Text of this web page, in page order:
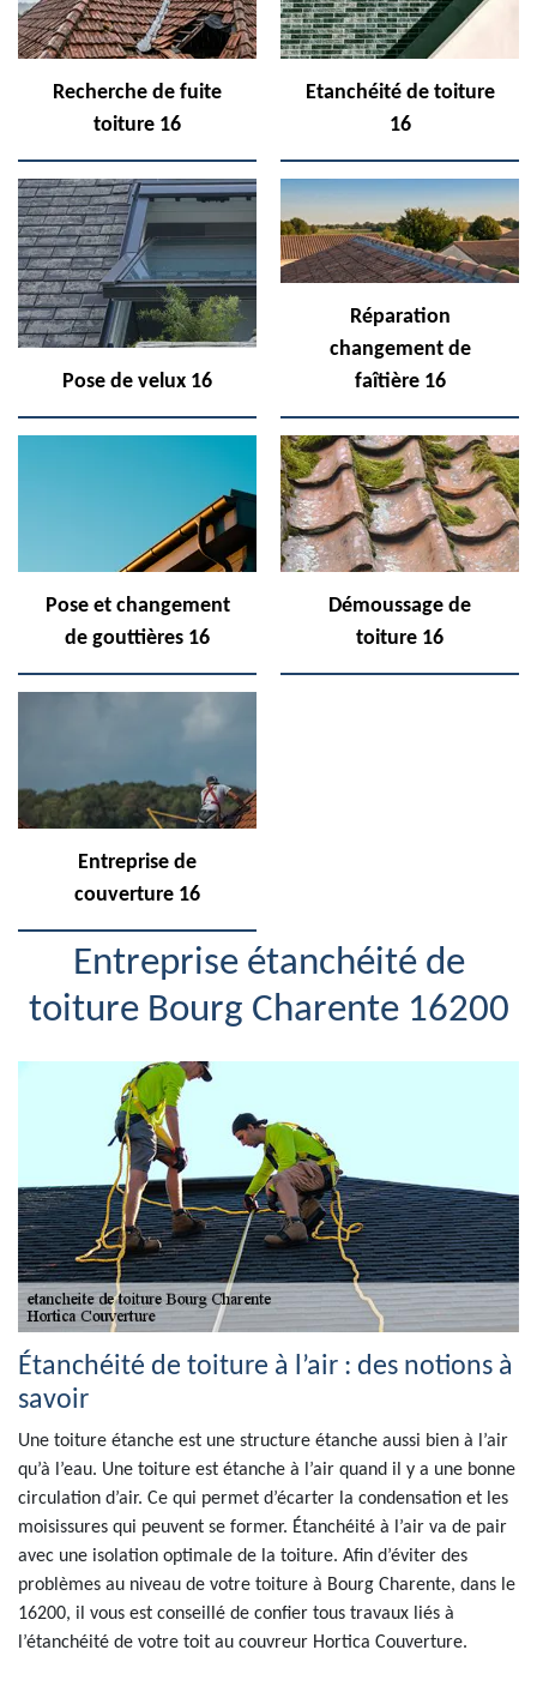
Recherche de fuite
toiture 16
Etanchéité de toiture
16
Pose de velux 16
Réparation
changement de
faîtière 16
Pose et changement
de gouttières 16
Démoussage de
toiture 16
Entreprise de
couverture 16
Entreprise étanchéité de
toiture Bourg Charente 16200
Étanchéité de toiture à l’air : des notions à
savoir
Une toiture étanche est une structure étanche aussi bien à l’air
qu’à l’eau. Une toiture est étanche à l’air quand il y a une bonne
circulation d’air. Ce qui permet d’écarter la condensation et les
moisissures qui peuvent se former. Étanchéité à l’air va de pair
avec une isolation optimale de la toiture. Afin d’éviter des
problèmes au niveau de votre toiture à Bourg Charente, dans le
16200, il vous est conseillé de confier tous travaux liés à
l’étanchéité de votre toit au couvreur Hortica Couverture.